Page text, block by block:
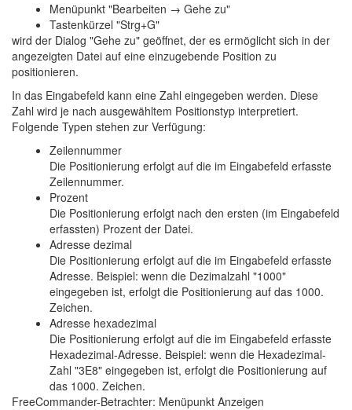
Menüpunkt "Bearbeiten → Gehe zu"
Tastenkürzel "Strg+G"
wird der Dialog "Gehe zu" geöffnet, der es ermöglicht sich in der
angezeigten Datei auf eine einzugebende Position zu
positionieren.
In das Eingabefeld kann eine Zahl eingegeben werden. Diese
Zahl wird je nach ausgewähltem Positionstyp interpretiert.
Folgende Typen stehen zur Verfügung:
Zeilennummer
Die Positionierung erfolgt auf die im Eingabefeld erfasste
Zeilennummer.
Prozent
Die Positionierung erfolgt nach den ersten (im Eingabefeld
erfassten) Prozent der Datei.
Adresse dezimal
Die Positionierung erfolgt auf die im Eingabefeld erfasste
Adresse. Beispiel: wenn die Dezimalzahl "1000"
eingegeben ist, erfolgt die Positionierung auf das 1000.
Zeichen.
Adresse hexadezimal
Die Positionierung erfolgt auf die im Eingabefeld erfasste
Hexadezimal-Adresse. Beispiel: wenn die Hexadezimal-
Zahl "3E8" eingegeben ist, erfolgt die Positionierung auf
das 1000. Zeichen.
FreeCommander-Betrachter: Menüpunkt Anzeigen